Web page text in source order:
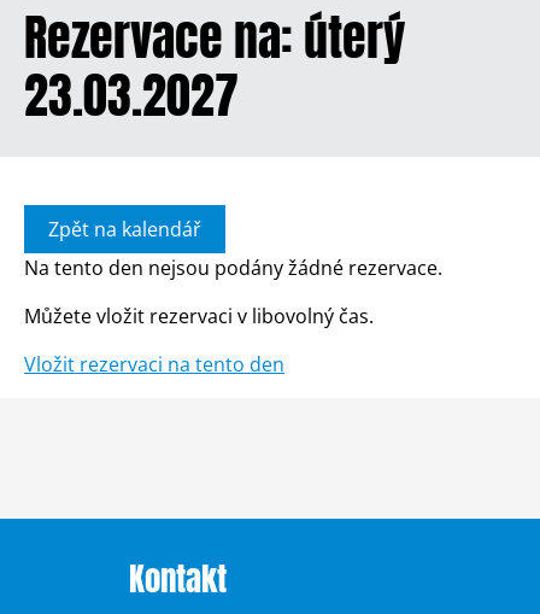
Rezervace na: úterý
23.03.2027
Zpět na kalendář
Na tento den nejsou podány žádné rezervace.
Můžete vložit rezervaci v libovolný čas.
Vložit rezervaci na tento den
Kontakt